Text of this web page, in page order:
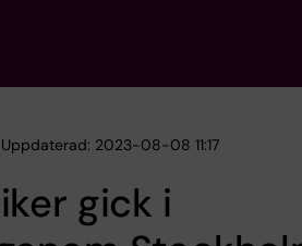
2023-08-08 11:17
gick i